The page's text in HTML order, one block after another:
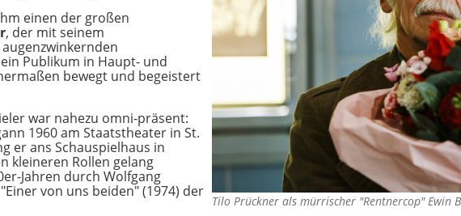
Tilo Prückner als mürrischer "Rentnercop"
einen der großen
, der mit seinem
Publikum in Haupt- und
bewegt und begeistert
war nahezu omni-präsent:
1960 am Staatstheater in St.
er ans Schauspielhaus in
kleineren Rollen gelang
Jahren durch Wolfgang
von uns beiden" (1974) der